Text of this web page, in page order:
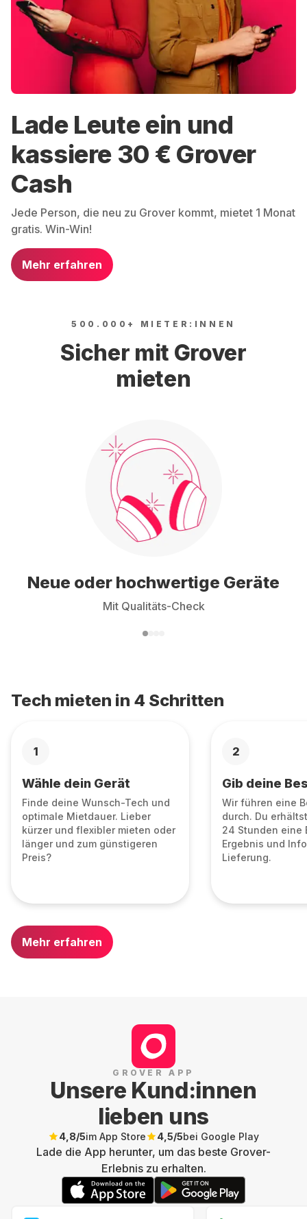
Lade Leute ein und
kassiere 30 € Grover
Cash
Jede Person, die neu zu Grover kommt, mietet 1 Monat
gratis. Win-Win!
Mehr erfahren
500.000+ MIETER:INNEN
Sicher mit Grover
mieten
Neue oder hochwertige Geräte
Mit Qualitäts-Check
Tech mieten in 4 Schritten
1
Wähle dein Gerät
Finde deine Wunsch-Tech und
optimale Mietdauer. Lieber
kürzer und flexibler mieten oder
länger und zum günstigeren
Preis?
2
Gib deine
Wir führen eine
durch. Du
24 Stunden eine
Ergebnis und
Lieferung.
Mehr erfahren
GROVER APP
Unsere Kund:innen
lieben uns
4,8/5im App Store 4,5/5bei Google Play
Lade die App herunter, um das beste Grover-
Erlebnis zu erhalten.